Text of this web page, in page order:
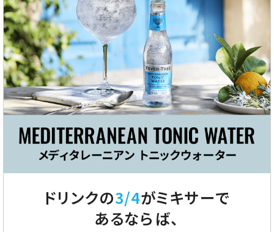
ドリンクの3/4がミキサーで
あるならば、